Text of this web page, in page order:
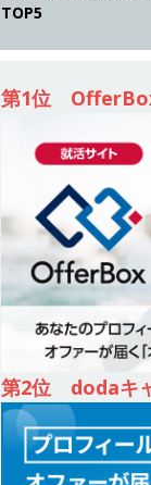
TOP5
第1位
第2位 dodaキ